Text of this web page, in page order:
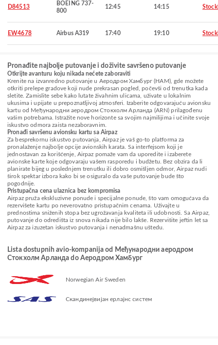
D84513
BOEING 737-
800
12:45 14:15
EW4678 Airbus A319 17:40 19:10
Pronađite najbolje putovanje i doživite savršeno putovanje
Otkrijte avanturu koju nikada nećete zaboraviti
Krenite na izvanredno putovanje u Аеродром Хамбург (HAM), gde možete
otkriti prelepe gradove koji nude prekrasan pogled, počevši od trenutka kada
sletite. Zamislite sebe kako lutate živahnim ulicama, uživate u lokalnim
ukusima i upijate u prepoznatljivoj atmosferi. Izaberite odgovarajuću avionsku
kartu od Међународни аеродром Стокхолм Арланда (ARN) prilagođenu
vašim potrebama. Istražite nove horizonte sa svojim najmilijima i učinite svoje
iskustvo odmora zaista nezaboravnim.
Pronađi savršenu avionsku kartu sa Airpaz
Za besprekornu iskustvo putovanja, Airpaz je vaš go-to platforma za
pronalaženje najbolje opcije avionskih karata. Sa interfejsom koji je
jednostavan za korišćenje, Airpaz pomaže vam da uporedite i izaberete
avionske karte koje odgovaraju vašem rasporedu i budžetu. Bez obzira da li
planirate bijeg u poslednjem trenutku ili dobro osmišljen odmor, Airpaz nudi
širok spektar izbora kako bi se osiguralo da vaše putovanje bude što
pogodnije.
Pristupačna cena ulaznica bez kompromisa
Airpaz pruža ekskluzivne ponude i specijalne ponude, što vam omogućava da
rezervišete kartu po neverovatno pristupačnim cenama. Uživajte u
prednostima sniženih stopa bez ugrožavanja kvaliteta ili udobnosti. Sa Airpaz,
putovanje do odredišta iz snova nikada nije bilo lakše. Rezervišite jeftin let sa
Airpaz za izuzetan iskustvo putovanja i nenadmašnu uštedu.
Lista dostupnih avio-kompanija od Међународни аеродром
Стокхолм Арланда do Аеродром Хамбург
Norwegian Air Sweden
Скандинејвијан ерлајнс систем